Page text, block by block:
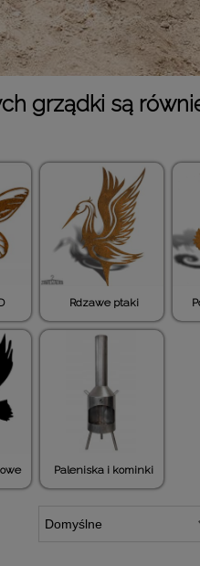
grządki są
Rdzawe ptaki
Paleniska i kominki